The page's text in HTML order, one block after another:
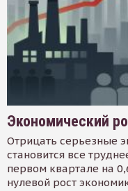
Экономический
Отрицать серьезные
становится все
первом квартале на
нулевой рост